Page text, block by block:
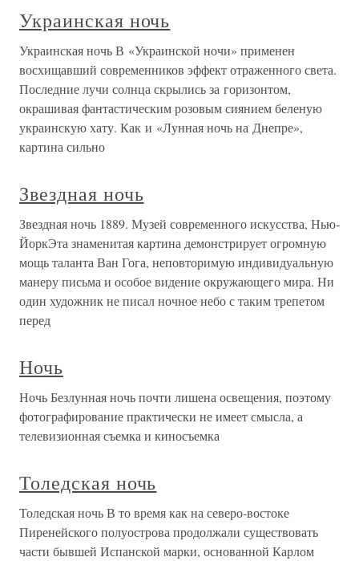
Украинская ночь
Украинская ночь В «Украинской ночи» применен
восхищавший современников эффект отраженного света.
Последние лучи солнца скрылись за горизонтом,
окрашивая фантастическим розовым сиянием беленую
украинскую хату. Как и «Лунная ночь на Днепре»,
картина сильно
Звездная ночь
Звездная ночь 1889. Музей современного искусства, Нью-
ЙоркЭта знаменитая картина демонстрирует огромную
мощь таланта Ван Гога, неповторимую индивидуальную
манеру письма и особое видение окружающего мира. Ни
один художник не писал ночное небо с таким трепетом
перед
Ночь
Ночь Безлунная ночь почти лишена освещения, поэтому
фотографирование практически не имеет смысла, а
телевизионная съемка и киносъемка
Толедская ночь
Толедская ночь В то время как на северо-востоке
Пиренейского полуострова продолжали существовать
части бывшей Испанской марки, основанной Карлом